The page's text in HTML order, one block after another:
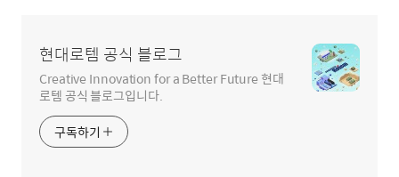
현대로템 공식 블로그
Creative Innovation for a Better Future 현대
로템 공식 블로그입니다.
구독하기